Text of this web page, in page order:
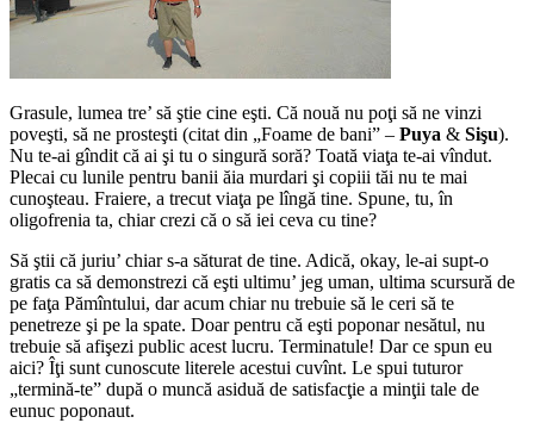
Grasule, lumea tre’ să ştie cine eşti. Că nouă nu poţi să ne vinzi
poveşti, să ne prosteşti (citat din „Foame de bani” – Puya & Sişu).
Nu te-ai gîndit că ai şi tu o singură soră? Toată viaţa te-ai vîndut.
Plecai cu lunile pentru banii ăia murdari şi copiii tăi nu te mai
cunoşteau. Fraiere, a trecut viaţa pe lîngă tine. Spune, tu, în
oligofrenia ta, chiar crezi că o să iei ceva cu tine?
Să ştii că juriu’ chiar s-a săturat de tine. Adică, okay, le-ai supt-o
gratis ca să demonstrezi că eşti ultimu’ jeg uman, ultima scursură de
pe faţa Pămîntului, dar acum chiar nu trebuie să le ceri să te
penetreze şi pe la spate. Doar pentru că eşti poponar nesătul, nu
trebuie să afişezi public acest lucru. Terminatule! Dar ce spun eu
aici? Îţi sunt cunoscute literele acestui cuvînt. Le spui tuturor
„termină-te” după o muncă asiduă de satisfacţie a minţii tale de
eunuc poponaut.